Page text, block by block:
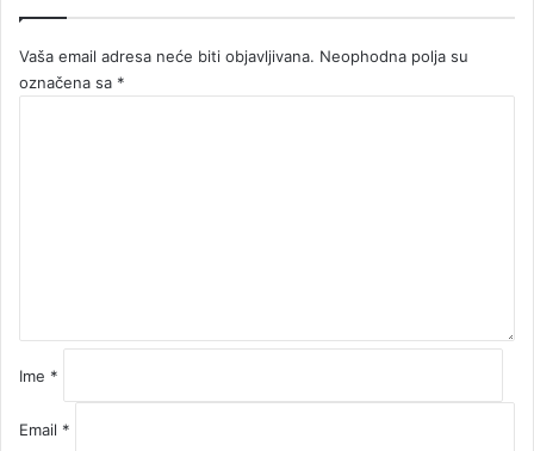
Vaša email adresa neće biti objavljivana. Neophodna polja su
označena sa *
Ime *
Email *